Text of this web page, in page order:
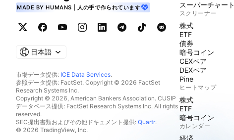
MADE BY HUMANS | 人の手で作られています
日本語
市場データ提供: ICE Data Services.
参照データ提供: FactSet. Copyright © 2026 FactSet
Research Systems Inc.
Copyright © 2026, American Bankers Association. CUSIP
データベース提供: FactSet Research Systems Inc. All rights
reserved.
SEC提出書類およびその他ドキュメント提供: Quartr.
© 2026 TradingView, Inc.
スーパーチャート
スクリーナー
株式
ETF
債券
暗号コイン
CEXペア
DEXペア
Pine
ヒートマップ
株式
ETF
暗号コイン
カレンダー
経済